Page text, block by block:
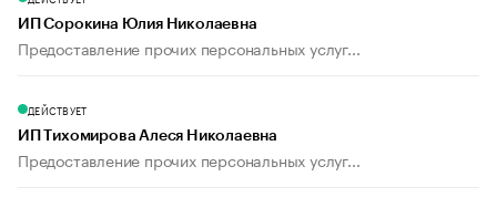
ИП Сорокина Юлия Николаевна
Предоставление прочих персональных услуг...
ДЕЙСТВУЕТ
ИП Тихомирова Алеся Николаевна
Предоставление прочих персональных услуг...